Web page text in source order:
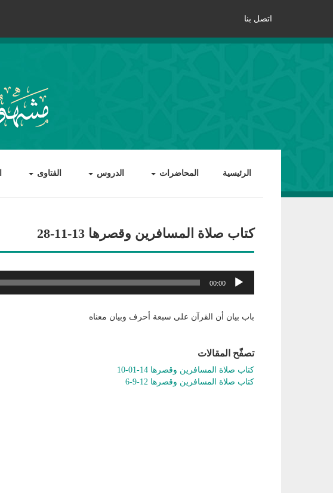
اتصل بنا
الرئيسية المحاضرات الدروس الفتاوى
كتاب صلاة المسافرين وقصرها 13-11-28
مشغل
الصوت
00:00
باب بيان أن القرآن على سبعة أحرف وبيان معناه
تصفّح المقالات
كتاب صلاة المسافرين وقصرها 14-01-10
كتاب صلاة المسافرين وقصرها 12-9-6